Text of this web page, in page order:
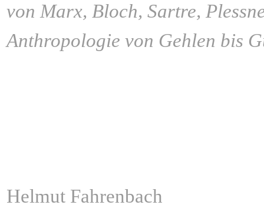
von Marx, Bloch, Sartre,
Anthropologie von Gehlen bis
Helmut Fahrenbach